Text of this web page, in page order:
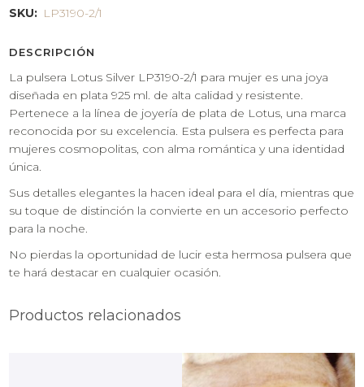
SKU: LP3190-2/1
DESCRIPCIÓN
La pulsera Lotus Silver LP3190-2/1 para mujer es una joya
diseñada en plata 925 ml. de alta calidad y resistente.
Pertenece a la línea de joyería de plata de Lotus, una marca
reconocida por su excelencia. Esta pulsera es perfecta para
mujeres cosmopolitas, con alma romántica y una identidad
única.
Sus detalles elegantes la hacen ideal para el día, mientras que
su toque de distinción la convierte en un accesorio perfecto
para la noche.
No pierdas la oportunidad de lucir esta hermosa pulsera que
te hará destacar en cualquier ocasión.
Productos relacionados